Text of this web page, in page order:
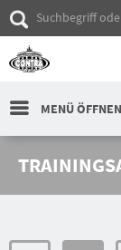
MENÜ ÖFFNEN